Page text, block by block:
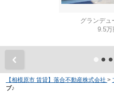
グランデュ
9.5万
【相模原市 賃貸】落合不動産株式会社 >
ブ♪